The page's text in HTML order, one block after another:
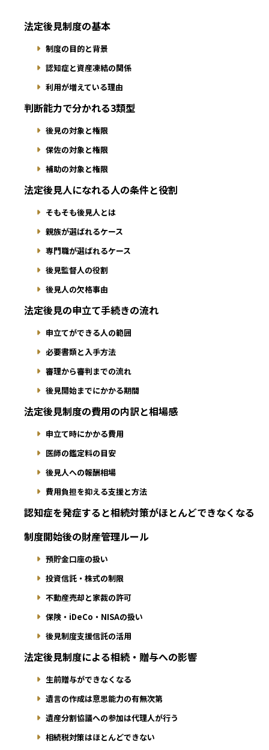
法定後見制度の基本
制度の目的と背景
認知症と資産凍結の関係
利用が増えている理由
判断能力で分かれる3類型
後見の対象と権限
保佐の対象と権限
補助の対象と権限
法定後見人になれる人の条件と役割
そもそも後見人とは
親族が選ばれるケース
専門職が選ばれるケース
後見監督人の役割
後見人の欠格事由
法定後見の申立て手続きの流れ
申立てができる人の範囲
必要書類と入手方法
審理から審判までの流れ
後見開始までにかかる期間
法定後見制度の費用の内訳と相場感
申立て時にかかる費用
医師の鑑定料の目安
後見人への報酬相場
費用負担を抑える支援と方法
認知症を発症すると相続対策がほとんどできなくなる
制度開始後の財産管理ルール
預貯金口座の扱い
投資信託・株式の制限
不動産売却と家裁の許可
保険・iDeCo・NISAの扱い
後見制度支援信託の活用
法定後見制度による相続・贈与への影響
生前贈与ができなくなる
遺言の作成は意思能力の有無次第
遺産分割協議への参加は代理人が行う
相続税対策はほとんどできない